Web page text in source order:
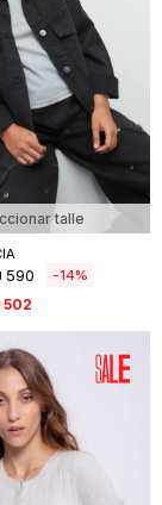
talle
590 14
502